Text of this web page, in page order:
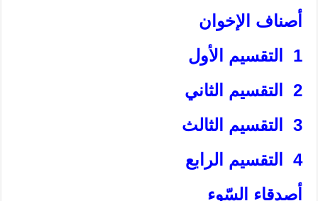
أصناف الإخوان‏
1 التقسيم الأول‏
2 التقسيم الثاني‏
3 التقسيم الثالث‏
4 التقسيم الرابع‏
أصدقاء السّوء